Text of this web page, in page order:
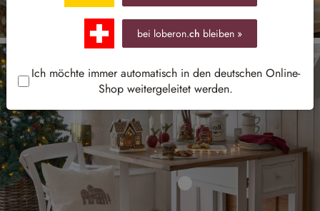
bei loberon.ch bleiben »
Ich möchte immer automatisch in den deutschen Online-
Shop weitergeleitet werden.